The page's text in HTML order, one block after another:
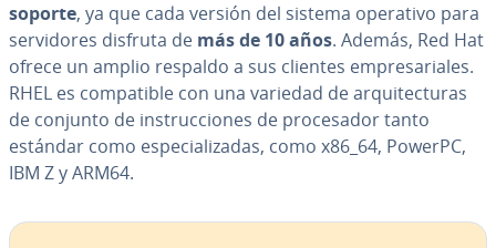
soporte, ya que cada versión del sistema operativo para
se­r­vi­do­res disfruta de más de 10 años. Además, Red Hat
ofrece un amplio respaldo a sus clientes em­pre­sa­ria­les.
RHEL es co­m­pa­ti­ble con una variedad de ar­qui­te­c­tu­ras
de conjunto de in­s­tru­c­cio­nes de pro­ce­sa­dor tanto
estándar como es­pe­cia­li­za­das, como x86_64, PowerPC,
IBM Z y ARM64.